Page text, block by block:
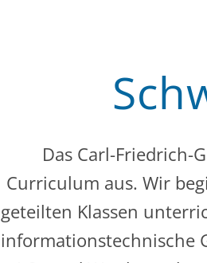
Das Carl-Friedrich-
Curriculum aus. Wir
geteilten Klassen
informationstechnische